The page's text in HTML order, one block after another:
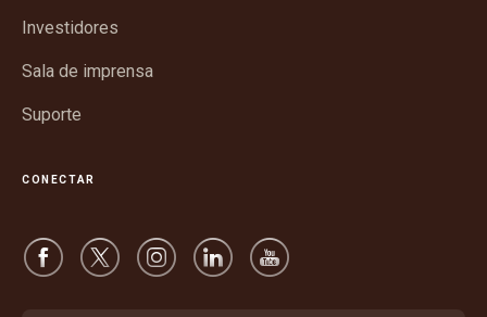
Investidores
Sala de imprensa
Suporte
CONECTAR